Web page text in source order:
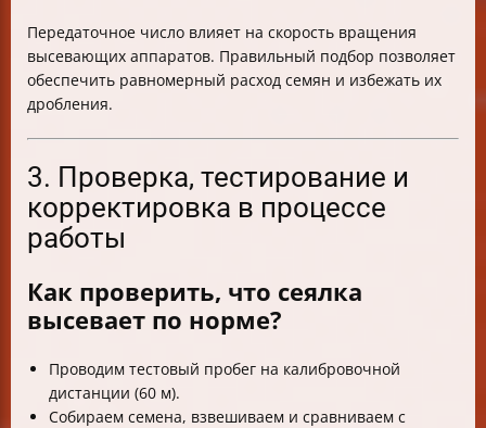
Передаточное число влияет на скорость вращения
высевающих аппаратов. Правильный подбор позволяет
обеспечить равномерный расход семян и избежать их
дробления.
3. Проверка, тестирование и
корректировка в процессе
работы
Как проверить, что сеялка
высевает по норме?
Проводим тестовый пробег на калибровочной
дистанции (60 м).
Собираем семена, взвешиваем и сравниваем с